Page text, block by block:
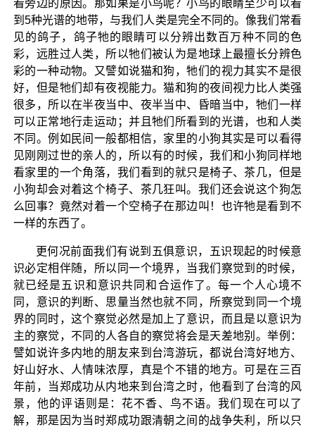
看旁边的原因。那如果是小鸟呢？小鸟的眼睛至少可以看
到5种光谱的地带，与我们人类是完全不同的。像我们常看
见的鸽子，鸽子牠的眼睛可以分辨出数百万种不同的色
彩，远胜过人类，所以牠们被认为是地球上最擅长分辨色
彩的一种动物。又譬如说猫和狗，牠们的视力其实不是很
好，但是牠们却有夜视能力。猫和狗的夜间视力比人类强
很多，所以在半夜当中、夜半当中、昏暗当中，牠们一样
可以正常地行走运动；并且牠们所看到的光谱，也和人类
不同。例如民间一般都相信，家里的小狗其实是可以看得
见刚刚过世的亲人的，所以有的时候，我们和小狗同样地
看家里的一个角落，我们看到的就只是椅子、茶几，但是
小狗却会对着这个椅子、茶几狂叫。我们还会说这个狗怎
么回事？竟然对着一个空椅子在那边叫！也许牠是看到不
一样的东西了。
更何况前面我们有说到五俱意识，五识现起的时候意
识必定相伴随，所以同一个境界，当我们察觉到的时候，
就已经是五识和意识共同和合运作了。每一个人心境不
同，意识的判断、思量当然也就不同，所察觉到同一个境
界的同时，这个察觉必然是加上了意识，而且是以意识为
主的察觉，不同的人各自的察觉将会是天差地别。举例：
譬如说许多内地的朋友来到台湾游玩，都说台湾好地方、
好山好水、人情味浓厚，真是个不错的地方。可是在三百
年前，当郑成功从内地来到台湾之时，他看到了台湾的风
景，他的评语则是：花不香、鸟不语。我们现在可以了
解，那是因为当时郑成功跟清朝之间的战争失利，所以只